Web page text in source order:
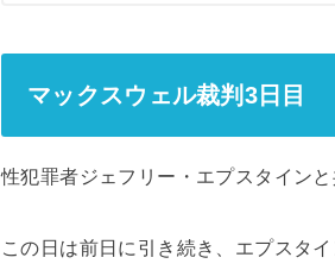
マックスウェル裁判3日目
性犯罪者ジェフリー・エプスタイン
この日は前日に引き続き、エプスタ